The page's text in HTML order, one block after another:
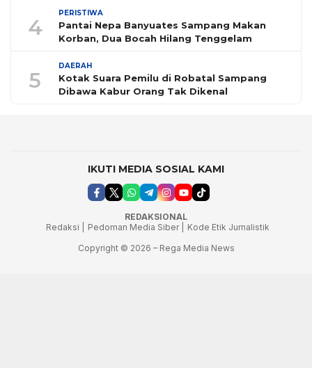
4
PERISTIWA
Pantai Nepa Banyuates Sampang Makan
Korban, Dua Bocah Hilang Tenggelam
5
DAERAH
Kotak Suara Pemilu di Robatal Sampang
Dibawa Kabur Orang Tak Dikenal
IKUTI MEDIA SOSIAL KAMI
REDAKSIONAL
Redaksi |
Pedoman Media Siber |
Kode Etik Jurnalistik
Copyright © 2026 – Rega Media News